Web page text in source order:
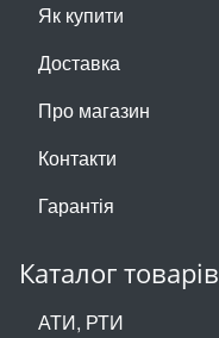
Як купити
Доставка
Про магазин
Контакти
Гарантія
Каталог товарів
АТИ, РТИ